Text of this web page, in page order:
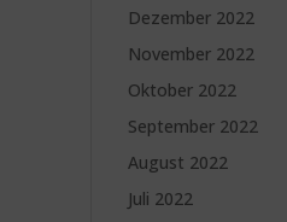
Dezember 2022
November 2022
Oktober 2022
September 2022
August 2022
Juli 2022